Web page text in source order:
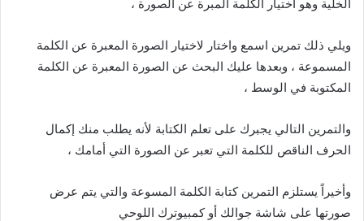
الخلية وهو اختيار الكلمة المبرة عن الصورة ،
ويلي ذلك تمرين اسمع واختار لاختيار الصورة المعبرة عن الكلمة
المسموعة ، وبعدها عليك البحث عن الصورة المعبرة عن الكلمة
المكتوبة في الوسط ،
والتمرين التالي يجبرك على تعلم الكتابة لأنه يطلب منك إكمال
الحرف الناقص للكلمة التي تعبر عن الصورة التي أمامك ،
وأخيراً يستلزم التمرين كتابة الكلمة المسوعة والتي يتم عرض
صورتها على شاشة جوالك أو كمبيوترك اللوحي